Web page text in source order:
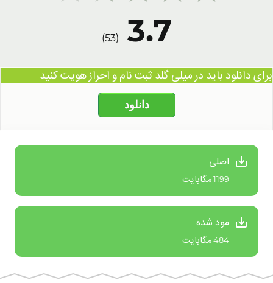
ویژگی های بازی جدال ستارگان اندروید
تیم حریف شوید و تیم حریف را استراتژیک کنید. 10 جواهر
را جمع کنید و نگه دارید تا برنده شوید ، اما شکسته شوید و
سنگهای خود را گم کنید.
مرحله نهایی مسابقات (انفرادی / دو نفره): نبرد رویال سبک
بقا. برای Brawler خود نیرو را جمع کنید. دوست خود را
بگیرید یا انفرادی بازی کنید –
آخرین جدال دعوایی باشید که در ردیف ترین جنگ رویال
تاکنون ایستاده است. برنده همه را!
3.7
(
53
)
برای دانلود باید در میلی گلد ثبت نام و احراز هویت کنید
دانلود
اصلی
1199 مگابایت
مود شده
484 مگابایت